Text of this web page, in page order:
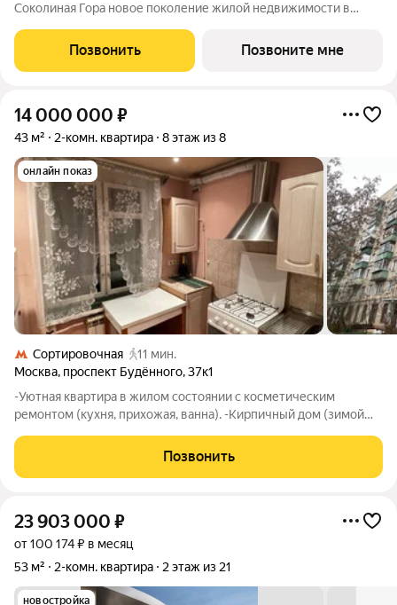
Соколиная Гора новое поколение жилой недвижимости в
от Измайловского парка. Динамичная и современная
архитектура формирует доминанту
Позвонить Позвоните мне
14 000 000 ₽
43 м² 2-комн. квартира 8 этаж из 8
онлайн показ
Сортировочная
11 мин.
Москва, проспект Будённого,37к1
-Уютная квартира в жилом состоянии с косметическим
ремонтом (кухня, прихожая, ванна). -Кирпичный дом (зимой
квартирой есть полноценный тех. этаж, но нет соседей сверху.
- Все окна выходят в
Позвонить
23 903 000 ₽
от 100 174 ₽ в месяц
53 м²
2-комн. квартира 2 этаж из 21
новостройка